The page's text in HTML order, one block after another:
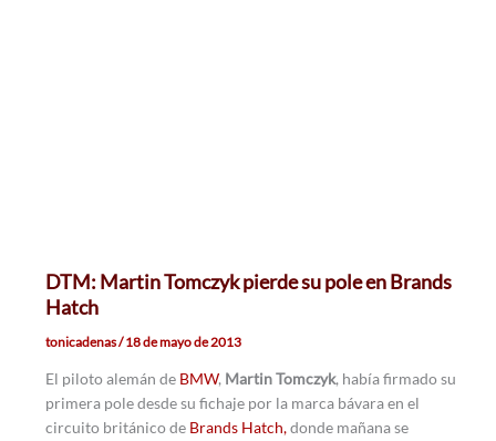
DTM: Martin Tomczyk pierde su pole en Brands
Hatch
tonicadenas/18 de mayo de 2013
El piloto alemán de BMW, Martin Tomczyk, había firmado su
primera pole desde su fichaje por la marca bávara en el
circuito británico de Brands Hatch,donde mañana se